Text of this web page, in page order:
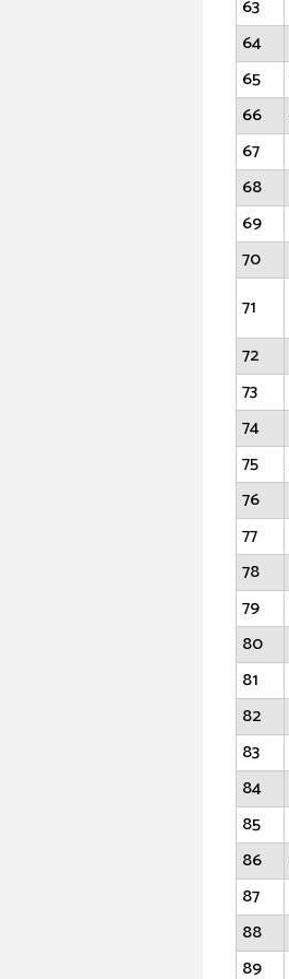
63
64
65
66
67
68
69
70
71
72
73
74
75
76
77
78
79
80
81
82
83
84
85
86
87
88
89